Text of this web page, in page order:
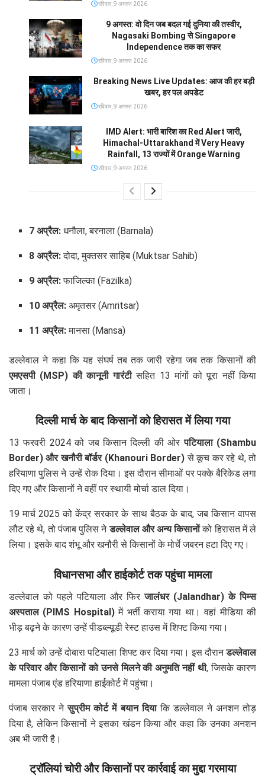
रविवार, 9 अगस्त 2026
9 अगस्त: वो दिन जब बदल गई दुनिया की तस्वीर,
Nagasaki Bombing से Singapore
Independence तक का सफर
रविवार, 9 अगस्त 2026
Breaking News Live Updates: आज की हर बड़ी
खबर, हर पल अपडेट
रविवार, 9 अगस्त 2026
IMD Alert: भारी बारिश का Red Alert जारी,
Himachal-Uttarakhand में Very Heavy
Rainfall, 13 राज्यों में Orange Warning
रविवार, 9 अगस्त 2026
7 अप्रैल: धनौला, बरनाला (Barnala)
8 अप्रैल:दोदा, मुक्तसर साहिब (Muktsar Sahib)
9 अप्रैल:फाजिल्का (Fazilka)
10 अप्रैल: अमृतसर (Amritsar)
11 अप्रैल:मानसा (Mansa)
डल्लेवाल ने कहा कि यह संघर्ष तब तक जारी रहेगा जब तक किसानों की
एमएसपी (MSP) की कानूनी गारंटीसहित 13 मांगों को पूरा नहीं किया
जाता।
दिल्ली मार्च के बाद किसानों को हिरासत में लिया गया
13 फरवरी 2024 को जब किसान दिल्ली की ओरपटियाला (Shambu
Border) और खनौरी बॉर्डर (Khanouri Border) से कूच कर रहे थे, तो
हरियाणा पुलिस ने उन्हें रोक दिया। इस दौरान सीमाओं पर पक्के बैरिकेड लगा
दिए गए और किसानों ने वहीं पर स्थायी मोर्चा डाल दिया।
19 मार्च 2025 को केंद्र सरकार के साथ बैठक के बाद, जब किसान वापस
लौट रहे थे, तो पंजाब पुलिस नेडल्लेवाल और अन्य किसानोंको हिरासत में ले
लिया। इसके बाद शंभू और खनौरी से किसानों के मोर्चे जबरन हटा दिए गए।
विधानसभा और हाईकोर्ट तक पहुंचा मामला
डल्लेवाल को पहले पटियाला और फिरजालंधर (Jalandhar) के पिम्स
अस्पताल (PIMS Hospital)में भर्ती कराया गया था। वहां मीडिया की
भीड़ बढ़ने के कारण उन्हें पीडब्ल्यूडी रेस्ट हाउस में शिफ्ट किया गया।
23 मार्च को उन्हें दोबारा पटियाला शिफ्ट कर दिया गया। इस दौरानडल्लेवाल
के परिवार और किसानों को उनसे मिलने की अनुमति नहीं थी, जिसके कारण
मामला पंजाब एंड हरियाणा हाईकोर्ट में पहुंचा।
पंजाब सरकार नेसुप्रीम कोर्ट में बयान दियाकि डल्लेवाल ने अनशन तोड़
दिया है, लेकिन किसानों ने इसका खंडन किया और कहा कि उनका अनशन
अब भी जारी है।
ट्रॉलियां चोरी और किसानों पर कार्रवाई का मुद्दा गरमाया